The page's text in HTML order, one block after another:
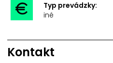
Typ prevádzky:
iné
Kontakt